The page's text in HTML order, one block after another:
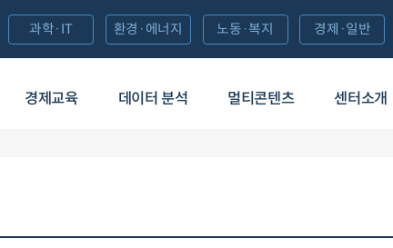
경제교육 데이터 분석 멀티콘텐츠 센터소개
과학·IT 환경·에너지 노동·복지 경제·일반